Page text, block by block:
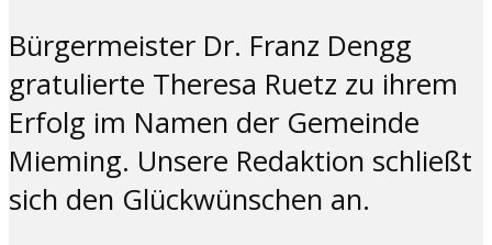
Bürgermeister Dr. Franz Dengg
gratulierte Theresa Ruetz zu ihrem
Erfolg im Namen der Gemeinde
Mieming. Unsere Redaktion schließt
sich den Glückwünschen an.